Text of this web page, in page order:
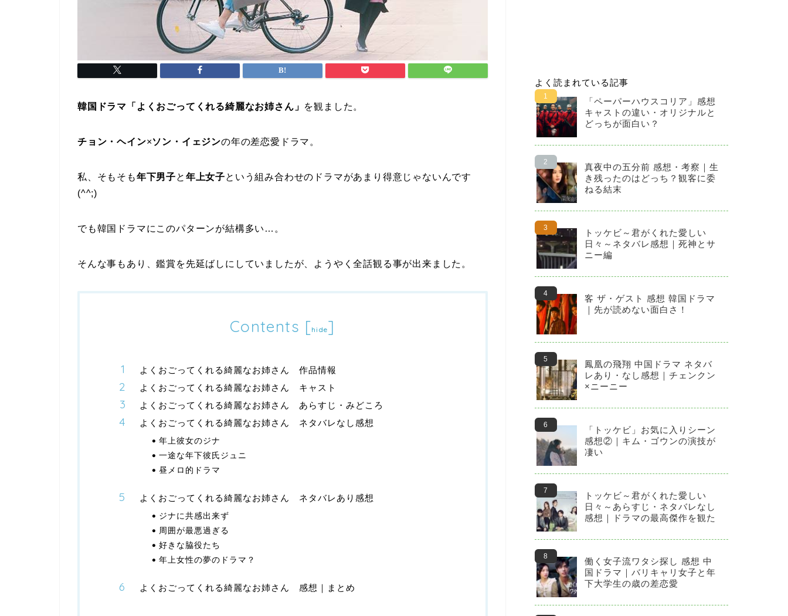
韓国ドラマ「よくおごってくれる綺麗なお姉さん」 を観ました。
チョン・ヘイン×ソン・イェジンの年の差恋愛ドラマ。
私、そもそも年下男子と 年上女子という組み合わせのドラマがあまり得意じゃないんです
(^^;)
でも韓国ドラマにこのパターンが結構多い…。
そんな事もあり、鑑賞を先延ばしにしていましたが、ようやく全話観る事が出来ました。
Contents [hide]
よくおごってくれる綺麗なお姉さん 作品情報
よくおごってくれる綺麗なお姉さん キャスト
よくおごってくれる綺麗なお姉さん あらすじ・みどころ
よくおごってくれる綺麗なお姉さん ネタバレなし感想
年上彼女のジナ
一途な年下彼氏ジュニ
昼メロ的ドラマ
よくおごってくれる綺麗なお姉さん ネタバレあり感想
ジナに共感出来ず
周囲が最悪過ぎる
好きな脇役たち
年上女性の夢のドラマ？
よくおごってくれる綺麗なお姉さん 感想｜まとめ
よく読まれている記事
「ペーパーハウスコリア」感想
キャストの違い・オリジナルと
どっちが面白い？
真夜中の五分前 感想・考察｜生
き残ったのはどっち？観客に委
ねる結末
トッケビ～君がくれた愛しい
日々～ネタバレ感想｜死神とサ
ニー編
客 ザ・ゲスト 感想 韓国ドラマ
｜先が読めない面白さ！
鳳凰の飛翔 中国ドラマ ネタバ
レあり・なし感想｜チェンクン
×ニーニー
「トッケビ」お気に入りシーン
感想②｜キム・ゴウンの演技が
凄い
トッケビ～君がくれた愛しい
日々～あらすじ・ネタバレなし
感想｜ドラマの最高傑作を観た
働く女子流ワタシ探し 感想 中
国ドラマ｜バリキャリ女子と年
下大学生の歳の差恋愛